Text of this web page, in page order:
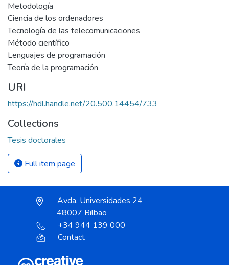
Metodología
Ciencia de los ordenadores
Tecnología de las telecomunicaciones
Método científico
Lenguajes de programación
Teoría de la programación
URI
https://hdl.handle.net/20.500.14454/733
Collections
Tesis doctorales
Full item page
Avda. Universidades 24
48007 Bilbao
+34 944 139 000
Contact